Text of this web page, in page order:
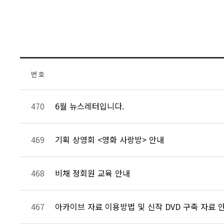
번 호
470 6월 뉴스레터입니다.
469 기획 상영회 <영화 사랑방> 안내
468 비채 정회원 교육 안내
467 아카이브 자료 이용방법 및 신작 DVD 구축 자료